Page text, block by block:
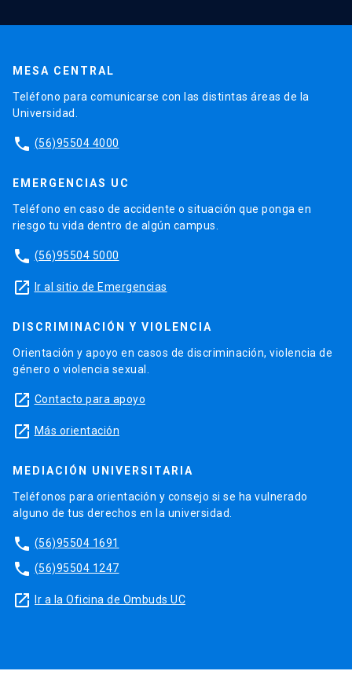
MESA CENTRAL
Teléfono para comunicarse con las distintas áreas de la
Universidad.
phone (56)95504 4000
EMERGENCIAS UC
Teléfono en caso de accidente o situación que ponga en
riesgo tu vida dentro de algún campus.
phone (56)95504 5000
launch Ir al sitio de Emergencias
DISCRIMINACIÓN Y VIOLENCIA
Orientación y apoyo en casos de discriminación, violencia de
género o violencia sexual.
launch Contacto para apoyo
launch Más orientación
MEDIACIÓN UNIVERSITARIA
Teléfonos para orientación y consejo si se ha vulnerado
alguno de tus derechos en la universidad.
phone (56)95504 1691
phone (56)95504 1247
launch Ir a la Oficina de Ombuds UC